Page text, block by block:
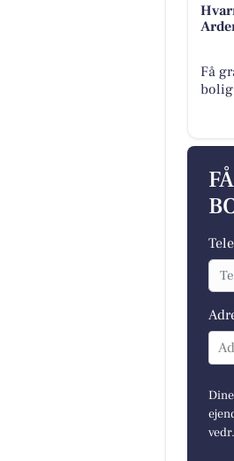
Få
bolig